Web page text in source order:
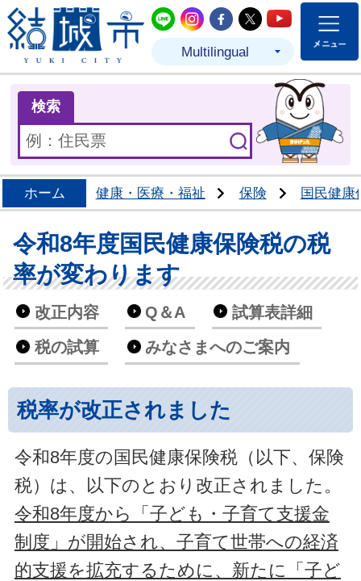
結城市公式LINE
結城市公式Instagram
結城市公式
結城市公式
結城市
Multilingual
検索
ホーム 健康・医療・福祉 保険 国民健康
令和8年度国民健康保険税の税
率が変わります
改正内容 Q＆A
試算表詳細
税の試算
みなさまへのご案内
税率が改正されました
令和8年度の国民健康保険税（以下、保険
税）は、以下のとおり改正されました。
令和8年度から「子ども・子育て支援金
制度」が開始され、子育て世帯への経済
的支援を拡充するために、新たに「子ど